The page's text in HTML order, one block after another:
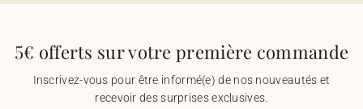
5€ offerts sur votre première commande
Inscrivez-vous pour être informé(e) de nos nouveautés et
recevoir des surprises exclusives.